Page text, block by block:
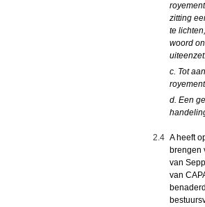
zitting
te
woord
uiteenzet.
c. Tot
d. Een
2.4 A heeft
brengen
van
van